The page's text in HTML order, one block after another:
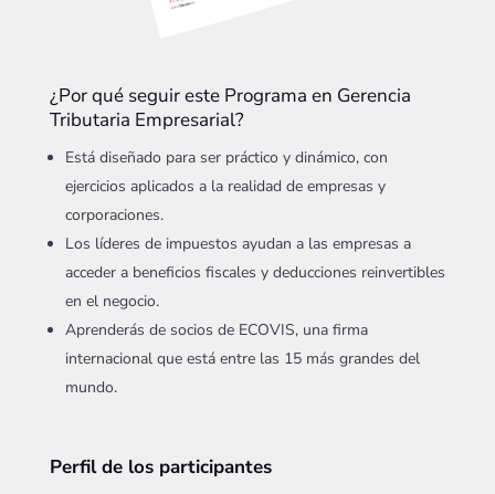
¿Por qué seguir este Programa en Gerencia
Tributaria Empresarial?
Está diseñado para ser práctico y dinámico, con
ejercicios aplicados a la realidad de empresas y
corporaciones.
Los líderes de impuestos ayudan a las empresas a
acceder a beneficios fiscales y deducciones reinvertibles
en el negocio.
Aprenderás de socios de ECOVIS, una firma
internacional que está entre las 15 más grandes del
mundo.
Perfil de los participantes